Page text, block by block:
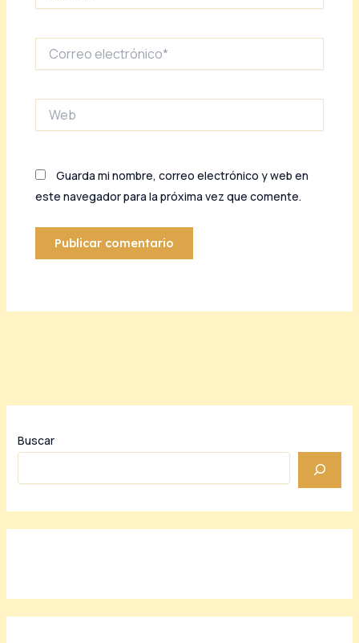
electrónico*
Guarda mi nombre, correo electrónico y web en
este navegador para la próxima vez que comente.
Buscar